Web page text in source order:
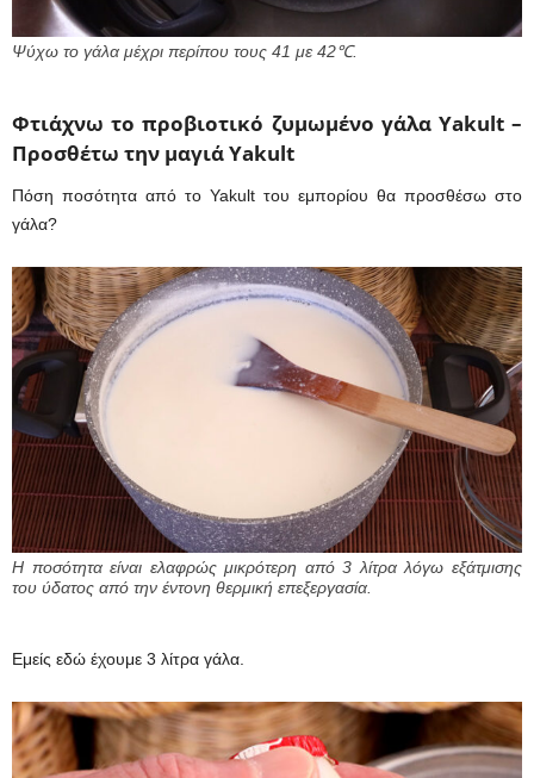
Ψύχω το γάλα μέχρι περίπου τους 41 με 42℃.
Φτιάχνω το προβιοτικό ζυμωμένο γάλα Yakult –
Προσθέτω την μαγιά Yakult
Πόση ποσότητα από το Yakult του εμπορίου θα προσθέσω στο
γάλα?
Η ποσότητα είναι ελαφρώς μικρότερη από 3 λίτρα λόγω εξάτμισης
του ύδατος από την έντονη θερμική επεξεργασία.
Εμείς εδώ έχουμε 3 λίτρα γάλα.